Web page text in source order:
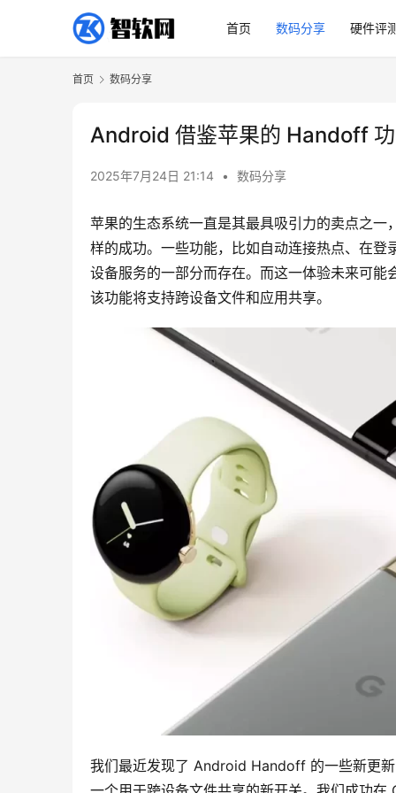
首页 数码分享 硬件评
首页 数码分享
Android 借鉴苹果的 Handoff
2025年7月24日 21:14 • 数码分享
苹果的生态系统一直是其最具吸引力的卖点之
样的成功。一些功能，比如自动连接热点、在
设备服务的一部分而存在。而这一体验未来可
该功能将支持跨设备文件和应用共享。
我们最近发现了 Android Handoff 的一些新更